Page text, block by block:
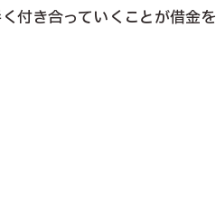
付き合っていくことが借金